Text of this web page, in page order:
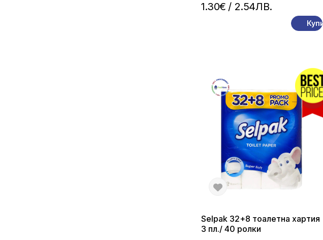
1.30€ / 2.54ЛВ.
Купи
Selpak 32+8 тоалетна хартия
3 пл./ 40 ролки